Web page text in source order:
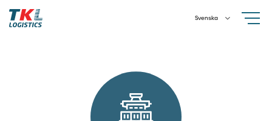
Skip
to
Svenska